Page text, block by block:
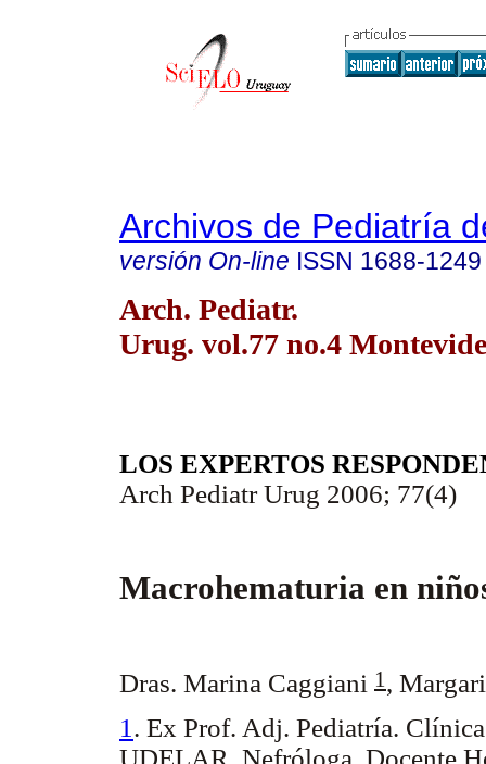
Archivos de Pediatría
versión On-line ISSN 1688-1249
Arch. Pediatr.
Urug. vol.77 no.4
LOS EXPERTOS
Arch Pediatr Urug 2006; 77(4)
Macrohematuria en
Dras. Marina Caggiani 1 ,
1 . Ex Prof. Adj. Pediatría.